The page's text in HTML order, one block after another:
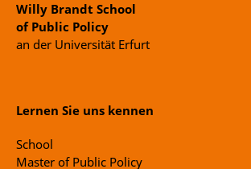
Willy Brandt School
of Public Policy
an der Universität Erfurt
Lernen Sie uns kennen
School
Master of Public Policy